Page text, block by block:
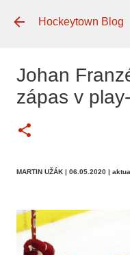
Hockeytown Blog
Johan
zápas v
MARTIN UŽÁK | 06.05.2020 |